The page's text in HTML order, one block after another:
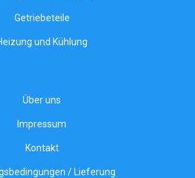
Getriebeteile
und Kühlung
Über uns
Impressum
Kontakt
/ Lieferung